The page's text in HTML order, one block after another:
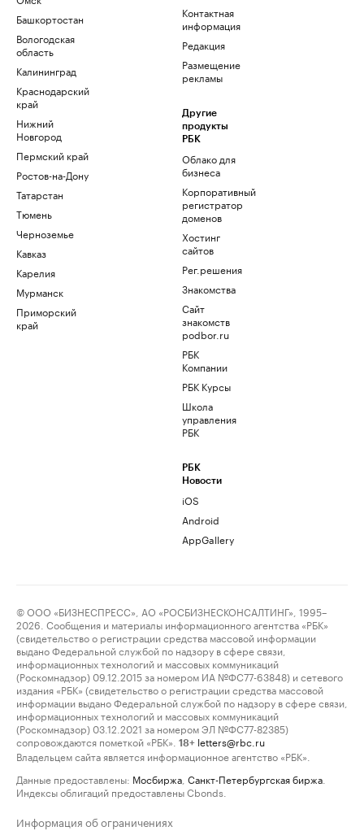
Башкортостан
Вологодская
область
Калининград
Краснодарский
край
Нижний
Новгород
Пермский край
Ростов-на-Дону
Татарстан
Тюмень
Черноземье
Кавказ
Карелия
Мурманск
Приморский
край
Контактная
информация
Редакция
Размещение
рекламы
Другие
продукты
РБК
Облако для
бизнеса
Корпоративный
регистратор
доменов
Хостинг
сайтов
Рег.решения
Знакомства
Сайт
знакомств
podbor.ru
РБК
Компании
РБК Курсы
Школа
управления
РБК
РБК
Новости
iOS
Android
AppGallery
© ООО «БИЗНЕСПРЕСС», АО «РОСБИЗНЕСКОНСАЛТИНГ», 1995–
2026. Сообщения и материалы информационного агентства «РБК»
(свидетельство о регистрации средства массовой информации
выдано Федеральной службой по надзору в сфере связи,
информационных технологий и массовых коммуникаций
(Роскомнадзор) 09.12.2015 за номером ИА №ФС77-63848) и сетевого
издания «РБК» (свидетельство о регистрации средства массовой
информации выдано Федеральной службой по надзору в сфере связи,
информационных технологий и массовых коммуникаций
(Роскомнадзор) 03.12.2021 за номером ЭЛ №ФС77-82385)
сопровождаются пометкой «РБК».
18+ letters@rbc.ru
Владельцем сайта является информационное агентство «РБК».
Данные предоставлены: Мосбиржа Санкт-Петербургская биржа
Индексы облигаций предоставлены Cbonds.
Информация об ограничениях